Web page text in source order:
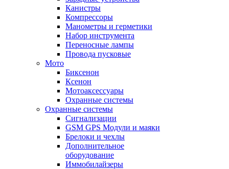
Канистры
Компрессоры
Манометры и герметики
Набор инструмента
Переносные лампы
Провода пусковые
Мото
Биксенон
Ксенон
Мотоаксессуары
Охранные системы
Охранные системы
Сигнализации
GSM GPS Модули и маяки
Брелоки и чехлы
Дополнительное
оборудование
Иммобилайзеры